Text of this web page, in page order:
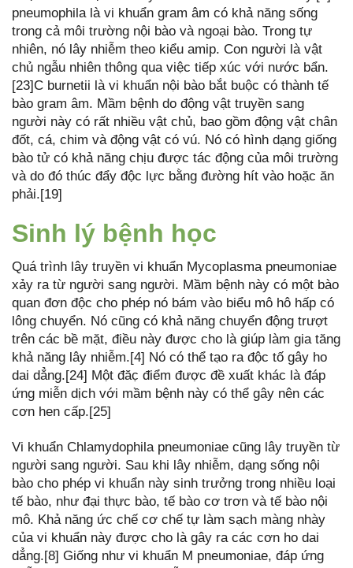
pneumophila là vi khuẩn gram âm có khả năng sống
trong cả môi trường nội bào và ngoại bào. Trong tự
nhiên, nó lây nhiễm theo kiểu amip. Con người là vật
chủ ngẫu nhiên thông qua việc tiếp xúc với nước bẩn.
[23]C burnetii là vi khuẩn nội bào bắt buộc có thành tế
bào gram âm. Mầm bệnh do động vật truyền sang
người này có rất nhiều vật chủ, bao gồm động vật chân
đốt, cá, chim và động vật có vú. Nó có hình dạng giống
bào tử có khả năng chịu được tác động của môi trường
và do đó thúc đẩy độc lực bằng đường hít vào hoặc ăn
phải.[19]
Sinh lý bệnh học
Quá trình lây truyền vi khuẩn Mycoplasma pneumoniae
xảy ra từ người sang người. Mầm bệnh này có một bào
quan đơn độc cho phép nó bám vào biểu mô hô hấp có
lông chuyển. Nó cũng có khả năng chuyển động trượt
trên các bề mặt, điều này được cho là giúp làm gia tăng
khả năng lây nhiễm.[4] Nó có thể tạo ra độc tố gây ho
dai dẳng.[24] Một đăc̣ điểm được đề xuất khác là đáp
ứng miễn dịch với mầm bệnh này có thể gây nên các
cơn hen cấp.[25]
Vi khuẩn Chlamydophila pneumoniae cũng lây truyền từ
người sang người. Sau khi lây nhiễm, dạng sống nội
bào cho phép vi khuẩn này sinh trưởng trong nhiều loại
tế bào, như đại thực bào, tế bào cơ trơn và tế bào nội
mô. Khả năng ức chế cơ chế tự làm sạch màng nhày
của vi khuẩn này được cho là gây ra các cơn ho dai
dẳng.[8] Giống như vi khuẩn M pneumoniae, đáp ứng